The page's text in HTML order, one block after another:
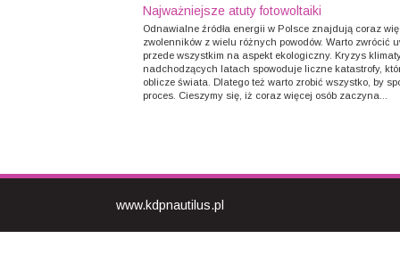
Najważniejsze atuty fotowoltaiki
Odnawialne źródła energii w Polsce znajdują coraz
zwolenników z wielu różnych powodów. Warto zwrócić
przede wszystkim na aspekt ekologiczny. Kryzys
nadchodzących latach spowoduje liczne katastrofy,
oblicze świata. Dlatego też warto zrobić wszystko, by
proces. Cieszymy się, iż coraz więcej osób zaczyna...
www.kdpnautilus.pl